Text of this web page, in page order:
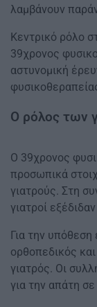
λαμβάνουν
Κεντρικό ρόλο
39χρονος
αστυνομική
Ο ρόλος των
Ο 39χρονος
προσωπικά
γιατρούς. Στη
γιατροί
Για την
ορθοπεδικός
γιατρός. Οι
για την απάτη